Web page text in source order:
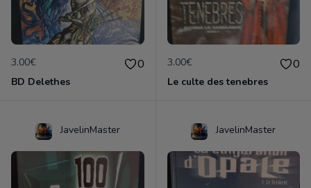
3.00€ 0
BD Delethes
3.00€ 0
Le culte des tenebres
JavelinMaster JavelinMaster